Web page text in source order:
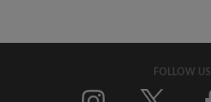
FOLLOW US